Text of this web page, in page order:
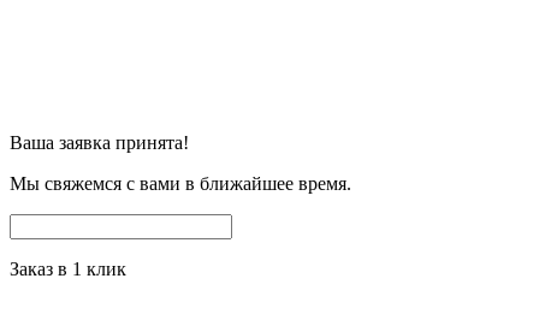
Ваша заявка принята!
Мы свяжемся с вами в ближайшее время.
Заказ в 1 клик